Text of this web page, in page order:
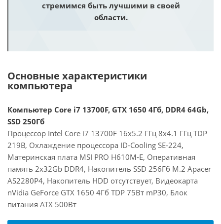
стремимся быть лучшими в своей
области.
Основные характеристики
компьютера
Компьютер Core i7 13700F, GTX 1650 4Гб, DDR4 64Gb,
SSD 250Гб
Процессор Intel Core i7 13700F 16x5.2 ГГц 8x4.1 ГГц TDP
219В, Охлаждение процессора ID-Cooling SE-224,
Материнская плата MSI PRO H610M-E, Оперативная
память 2x32Gb DDR4, Накопитель SSD 256Гб M.2 Apacer
AS2280P4, Накопитель HDD отсутствует, Видеокарта
nVidia GeForce GTX 1650 4Гб TDP 75Вт mP30, Блок
питания ATX 500Вт